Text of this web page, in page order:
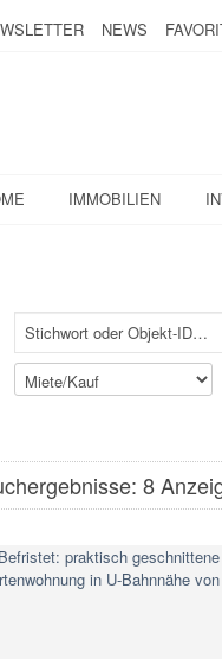
NEWS
IMMOBILIEN
8